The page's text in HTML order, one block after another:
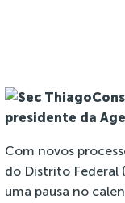
presidente da
Com novos
do Distrito Federal
uma pausa no